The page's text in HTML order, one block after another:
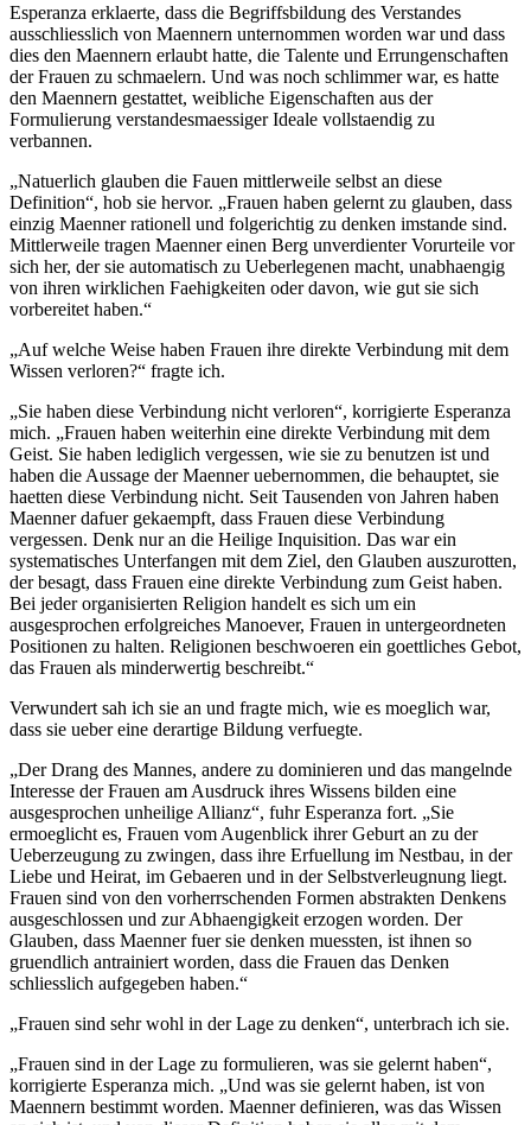
Esperanza erklaerte, dass die Begriffsbildung des Verstandes
ausschliesslich von Maennern unternommen worden war und dass
dies den Maennern erlaubt hatte, die Talente und Errungenschaften
der Frauen zu schmaelern. Und was noch schlimmer war, es hatte
den Maennern gestattet, weibliche Eigenschaften aus der
Formulierung verstandesmaessiger Ideale vollstaendig zu
verbannen.
„Natuerlich glauben die Fauen mittlerweile selbst an diese
Definition“, hob sie hervor. „Frauen haben gelernt zu glauben, dass
einzig Maenner rationell und folgerichtig zu denken imstande sind.
Mittlerweile tragen Maenner einen Berg unverdienter Vorurteile vor
sich her, der sie automatisch zu Ueberlegenen macht, unabhaengig
von ihren wirklichen Faehigkeiten oder davon, wie gut sie sich
vorbereitet haben.“
„Auf welche Weise haben Frauen ihre direkte Verbindung mit dem
Wissen verloren?“ fragte ich.
„Sie haben diese Verbindung nicht verloren“, korrigierte Esperanza
mich. „Frauen haben weiterhin eine direkte Verbindung mit dem
Geist. Sie haben lediglich vergessen, wie sie zu benutzen ist und
haben die Aussage der Maenner uebernommen, die behauptet, sie
haetten diese Verbindung nicht. Seit Tausenden von Jahren haben
Maenner dafuer gekaempft, dass Frauen diese Verbindung
vergessen. Denk nur an die Heilige Inquisition. Das war ein
systematisches Unterfangen mit dem Ziel, den Glauben auszurotten,
der besagt, dass Frauen eine direkte Verbindung zum Geist haben.
Bei jeder organisierten Religion handelt es sich um ein
ausgesprochen erfolgreiches Manoever, Frauen in untergeordneten
Positionen zu halten. Religionen beschwoeren ein goettliches Gebot,
das Frauen als minderwertig beschreibt.“
Verwundert sah ich sie an und fragte mich, wie es moeglich war,
dass sie ueber eine derartige Bildung verfuegte.
„Der Drang des Mannes, andere zu dominieren und das mangelnde
Interesse der Frauen am Ausdruck ihres Wissens bilden eine
ausgesprochen unheilige Allianz“, fuhr Esperanza fort. „Sie
ermoeglicht es, Frauen vom Augenblick ihrer Geburt an zu der
Ueberzeugung zu zwingen, dass ihre Erfuellung im Nestbau, in der
Liebe und Heirat, im Gebaeren und in der Selbstverleugnung liegt.
Frauen sind von den vorherrschenden Formen abstrakten Denkens
ausgeschlossen und zur Abhaengigkeit erzogen worden. Der
Glauben, dass Maenner fuer sie denken muessten, ist ihnen so
gruendlich antrainiert worden, dass die Frauen das Denken
schliesslich aufgegeben haben.“
„Frauen sind sehr wohl in der Lage zu denken“, unterbrach ich sie.
„Frauen sind in der Lage zu formulieren, was sie gelernt haben“,
korrigierte Esperanza mich. „Und was sie gelernt haben, ist von
Maennern bestimmt worden. Maenner definieren, was das Wissen